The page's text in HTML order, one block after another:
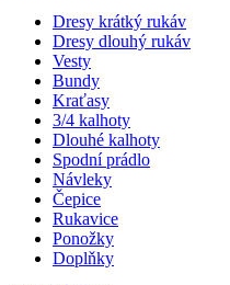
Dresy krátký rukáv
Dresy dlouhý rukáv
Vesty
Bundy
Kraťasy
3/4 kalhoty
Dlouhé kalhoty
Spodní prádlo
Návleky
Čepice
Rukavice
Ponožky
Doplňky